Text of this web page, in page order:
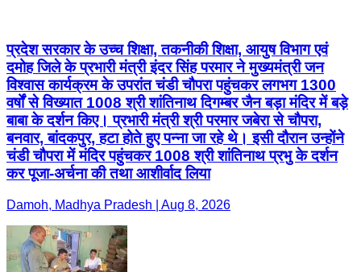
प्रदेश सरकार के उच्च शिक्षा, तकनीकी शिक्षा, आयुष विभाग एवं
दमोह जिले के प्रभारी मंत्री इंदर सिंह परमार ने मुख्यमंत्री जन
विश्वास कार्यक्रम के उपरांत चंडी चौपरा पहुंचकर लगभग 1300
वर्षों से विख्यात 1008 श्री शांतिनाथ दिगम्बर जैन बड़ा मंदिर में बड़े
बाबा के दर्शन किए। प्रभारी मंत्री श्री परमार जबेरा से चौपरा,
बनवार, बांदकपुर, हटा होते हुए पन्ना जा रहे थे। इसी दौरान उन्होंने
चंडी चौपरा में मंदिर पहुंचकर 1008 श्री शांतिनाथ प्रभु के दर्शन
कर पूजा-अर्चना की तथा आशीर्वाद लिया
Damoh, Madhya Pradesh | Aug 8, 2026